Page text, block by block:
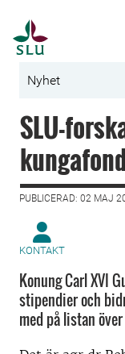
Nyhet
SLU-
PUBLICERAD: 02 MAJ
KONTAKT
Konung Carl XVI
stipendier och
med på listan